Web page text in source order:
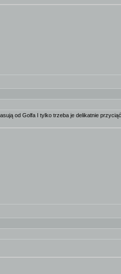
od Golfa I tylko trzeba je delikatnie